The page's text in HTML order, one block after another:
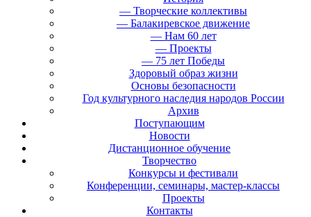
— Творческие коллективы
— Балакиревское движение
— Нам 60 лет
— Проекты
— 75 лет Победы
Здоровый образ жизни
Основы безопасности
Год культурного наследия народов России
Архив
Поступающим
Новости
Дистанционное обучение
Творчество
Конкурсы и фестивали
Конференции, семинары, мастер-классы
Проекты
Контакты